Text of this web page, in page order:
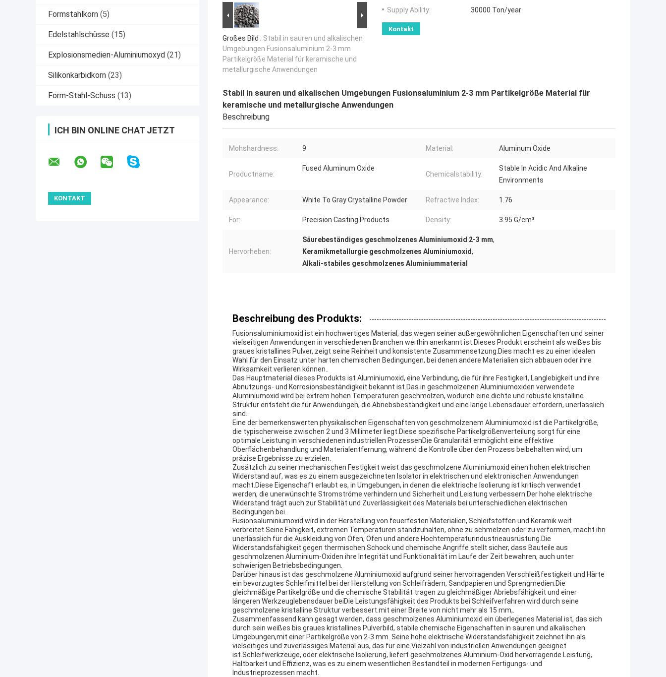
Formstahlkorn (5)
Edelstahlschüsse (15)
Explosionsmedien-Aluminiumoxyd (21)
Silikonkarbidkorn (23)
Form-Stahl-Schuss (13)
ICH BIN ONLINE CHAT JETZT
Großes Bild : Stabil in sauren und alkalischen
Umgebungen Fusionsaluminium 2-3 mm
Partikelgröße Material für keramische und
metallurgische Anwendungen
Supply Ability:
30000 Ton/year
Kontakt
Stabil in sauren und alkalischen Umgebungen Fusionsaluminium 2-3 mm Partikelgröße Material für
keramische und metallurgische Anwendungen
Beschreibung
Mohshardness: 9 Material: Aluminum Oxide
Productname:
Fused Aluminum Oxide
Chemicalstability:
Stable In Acidic And Alkaline
Environments
Appearance: White To Gray Crystalline Powder Refractive Index: 1.76
For: Precision Casting Products Density: 3.95 G/cm³
Hervorheben:
Säurebeständiges geschmolzenes Aluminiumoxid 2-3 mm,
Keramikmetallurgie geschmolzenes Aluminiumoxid,
Alkali-stabiles geschmolzenes Aluminiummaterial
Beschreibung des Produkts:
Fusionsaluminiumoxid ist ein hochwertiges Material, das wegen seiner außergewöhnlichen Eigenschaften und seiner
vielseitigen Anwendungen in verschiedenen Branchen weithin anerkannt ist.Dieses Produkt erscheint als weißes bis
graues kristallines Pulver, zeigt seine Reinheit und konsistente Zusammensetzung.Dies macht es zu einer idealen
Wahl für den Einsatz unter harten chemischen Bedingungen, bei denen andere Materialien sich abbauen oder ihre
Wirksamkeit verlieren können..
Das Hauptmaterial dieses Produkts ist Aluminiumoxid, eine Verbindung, die für ihre Festigkeit, Langlebigkeit und ihre
Abnutzungs- und Korrosionsbeständigkeit bekannt ist.Das in geschmolzenen Aluminiumoxiden verwendete
Aluminiumoxid wird bei extrem hohen Temperaturen geschmolzen, wodurch eine dichte und robuste kristalline
Struktur entsteht.die für Anwendungen, die Abriebsbeständigkeit und eine lange Lebensdauer erfordern, unerlässlich
sind.
Eine der bemerkenswerten physikalischen Eigenschaften von geschmolzenem Aluminiumoxid ist die Partikelgröße,
die typischerweise zwischen 2 und 3 Millimeter liegt.Diese spezifische Partikelgrößenverteilung sorgt für eine
optimale Leistung in verschiedenen industriellen ProzessenDie Granularität ermöglicht eine effektive
Oberflächenbehandlung und Materialentfernung, während die Kontrolle über den Prozess beibehalten wird, um
präzise Ergebnisse zu erzielen.
Zusätzlich zu seiner mechanischen Festigkeit weist das geschmolzene Aluminiumoxid einen hohen elektrischen
Widerstand auf, was es zu einem ausgezeichneten Isolator in elektrischen und elektronischen Anwendungen
macht.Diese Eigenschaft erlaubt es, in Umgebungen, in denen die elektrische Isolierung ist kritisch verwendet
werden, die unerwünschte Stromströme verhindern und Sicherheit und Leistung verbessern.Der hohe elektrische
Widerstand trägt auch zur Stabilität und Zuverlässigkeit des Materials bei unterschiedlichen elektrischen
Bedingungen bei..
Fusionsaluminiumoxid wird in der Herstellung von feuerfesten Materialien, Schleifstoffen und Keramik weit
verbreitet.Seine Fähigkeit, extremen Temperaturen standzuhalten, ohne zu schmelzen oder zu verformen, macht ihn
unerlässlich für die Auskleidung von Öfen, Öfen und andere Hochtemperaturindustrieausrüstung.Die
Widerstandsfähigkeit gegen thermischen Schock und chemische Angriffe stellt sicher, dass Bauteile aus
geschmolzenen Aluminium-Oxiden ihre Integrität und Funktionalität im Laufe der Zeit bewahren, auch unter
schwierigen Betriebsbedingungen.
Darüber hinaus ist das geschmolzene Aluminiumoxid aufgrund seiner hervorragenden Verschleißfestigkeit und Härte
ein bevorzugtes Schleifmittel bei der Herstellung von Schleifrädern, Sandpapieren und Sprengmedien.Die
gleichmäßige Partikelgröße und die chemische Stabilität tragen zu gleichmäßiger Abriebsfähigkeit und einer
längeren Werkzeuglebensdauer beiDie Leistungsfähigkeit des Produkts bei Schleifverfahren wird durch seine
geschmolzene kristalline Struktur verbessert.mit einer Breite von nicht mehr als 15 mm,.
Zusammenfassend kann gesagt werden, dass geschmolzenes Aluminiumoxid ein überlegenes Material ist, das sich
durch sein weißes bis graues kristallines Pulverbild, stabile chemische Eigenschaften in sauren und alkalischen
Umgebungen,mit einer Partikelgröße von 2-3 mm. Seine hohe elektrische Widerstandsfähigkeit zeichnet ihn als
vielseitiges und zuverlässiges Material aus, das für eine Vielzahl von industriellen Anwendungen geeignet
ist.Schleifwerkzeuge, oder elektrische Isolierung, liefert geschmolzenes Aluminium-Oxid hervorragende Leistung,
Haltbarkeit und Effizienz, was es zu einem wesentlichen Bestandteil in modernen Fertigungs- und
Industrieprozessen macht.